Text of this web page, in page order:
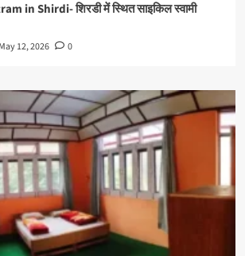
in Shirdi- शिरडी में स्थित साइकिल स्वामी
May 12, 2026 0